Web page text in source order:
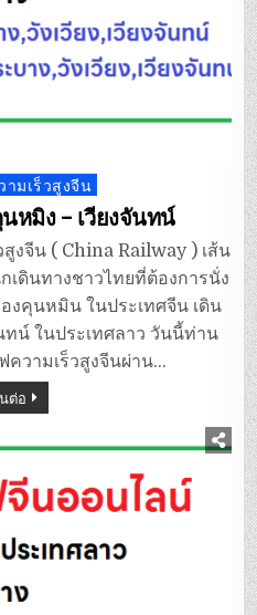
ามเร็วสูงจีน
หมิง – เวียงจันทน์
งจีน ( China Railway ) เส้น
เดินทางชาวไทยที่ต้องการนั่ง
งคุนหมิน ในประเทศจีน เดิน
ทน์ ในประเทศลาว วันนี้ท่าน
ความเร็วสูงจีนผ่าน…
ต่อ